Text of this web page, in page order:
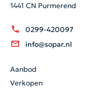
1441 CN Purmerend
0299-420097
info@sopar.nl
Aanbod
Verkopen